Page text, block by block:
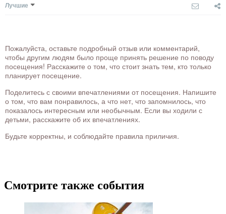
Лучшие
Пожалуйста, оставьте подробный отзыв или комментарий,
чтобы другим людям было проще принять решение по поводу
посещения! Расскажите о том, что стоит знать тем, кто только
планирует посещение.
Поделитесь с своими впечатлениями от посещения. Напишите
о том, что вам понравилось, а что нет, что запомнилось, что
показалось интересным или необычным. Если вы ходили с
детьми, расскажите об их впечатлениях.
Будьте корректны, и соблюдайте правила приличия.
Смотрите также события